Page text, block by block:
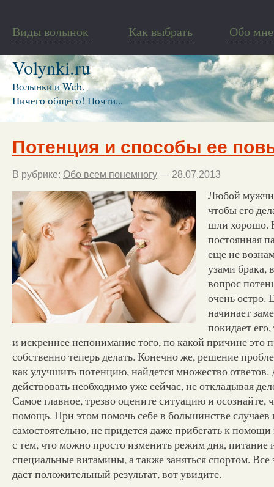
Виды волынок Как выбрать Обо мне
Volynki.ru
Волынки и Web.
Ничего общего! Почти...
Потенция и способы ее
В рубрике: Обо всем понемногу — 28.07.2013
Любой
чтобы его
шли хорошо.
постоянная
еще не
узами брака,
вопрос
очень остро.
начинает
покидает
и искреннее непонимание того, по какой причине это
собственно теперь делать. Конечно же, решение
как улучшить потенцию, найдется множество ответов.
действовать необходимо уже сейчас, не откладывая
Самое главное, трезво оцените ситуацию и осознайте,
помощь. При этом помочь себе в большинстве
самостоятельно, не придется даже прибегать к
с тем, что можно просто изменить режим дня, питание
специальные витамины, а также заняться спортом. Все
даст положительный результат, вот увидите.